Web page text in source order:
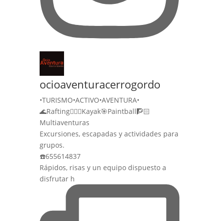
ocioaventuracerrogordo
•TURISMO•ACTIVO•AVENTURA•
🌊Rafting🚣🏻‍♀️Kayak🎯Paintball🧗🏻
Multiaventuras
Excursiones, escapadas y actividades para
grupos.
☎️655614837
Rápidos, risas y un equipo dispuesto a
disfrutar h